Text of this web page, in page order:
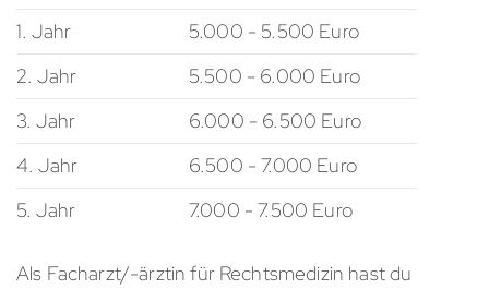
1. Jahr
5.000 - 5.500 Euro
2. Jahr
5.500 - 6.000 Euro
3. Jahr
6.000 - 6.500 Euro
4. Jahr
6.500 - 7.000 Euro
5. Jahr
7.000 - 7.500 Euro
Als Facharzt/-ärztin für Rechtsmedizin hast du